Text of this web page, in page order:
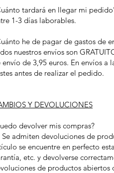
tardará en llegar mi
1-3 días laborables.
he de pagar de gastos de
nuestros envíos son
envío de 3,95 euros. En envíos
antes de realizar el pedido.
Y DEVOLUCIONES
devolver mis compras?
admiten devoluciones de
se encuentre en perfecto
etc. y devolverse
de productos abiertos